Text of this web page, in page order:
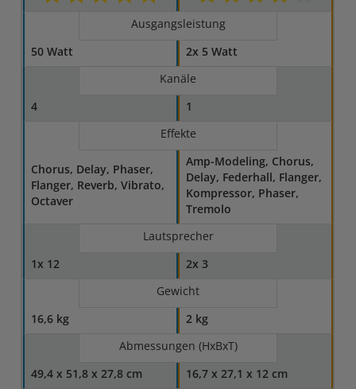
Ausgangsleistung
50 Watt
2x 5 Watt
Kanäle
4
1
Effekte
Chorus, Delay, Phaser,
Flanger, Reverb, Vibrato,
Octaver
Amp-Modeling, Chorus,
Delay, Federhall, Flanger,
Kompressor, Phaser,
Tremolo
Lautsprecher
1x 12
2x 3
Gewicht
16,6 kg
2 kg
Abmessungen (HxBxT)
49,4 x 51,8 x 27,8 cm
16,7 x 27,1 x 12 cm